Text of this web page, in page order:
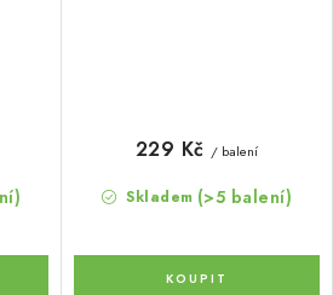
Skladem (>5 balení)
229 Kč / balení